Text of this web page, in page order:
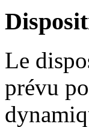
Le
prévu